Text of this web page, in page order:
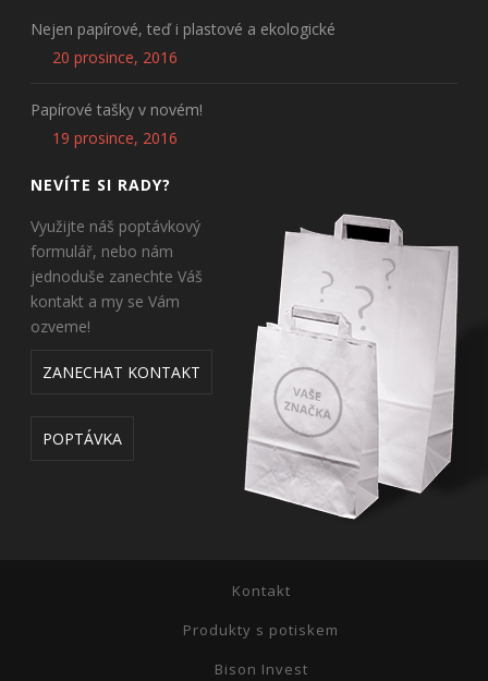
Nejen papírové, teď i plastové a ekologické
20 prosince, 2016
Papírové tašky v novém!
19 prosince, 2016
NEVÍTE SI RADY?
Využijte náš poptávkový
formulář, nebo nám
jednoduše zanechte Váš
kontakt a my se Vám
ozveme!
ZANECHAT KONTAKT
POPTÁVKA
Kontakt
Produkty s potiskem
Bison Invest